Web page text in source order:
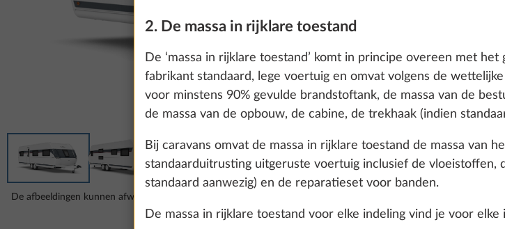
De afbeeldingen kunnen afwijken van jouw gekozen configuratie.
2. De massa in rijklare toestand
De ‘massa in rijklare toestand’ komt in principe overeen met
fabrikant standaard, lege voertuig en omvat volgens de
voor minstens 90% gevulde brandstoftank, de massa van de
de massa van de opbouw, de cabine, de trekhaak (indien
Bij caravans omvat de massa in rijklare toestand de massa van
standaarduitrusting uitgeruste voertuig inclusief de vloeistoffen,
standaard aanwezig) en de reparatieset voor banden.
De massa in rijklare toestand voor elke indeling vind je voor